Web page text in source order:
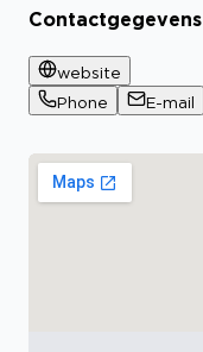
Contactgegevens
website
Phone
E-mail